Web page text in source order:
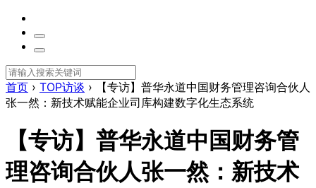
首页 › TOP访谈 ›
【专访】普华永道中国财务管理咨询合伙人
张一然：新技术赋能企业司库构建数字化生态系统
【专访】普华永道中国财务管
理咨询合伙人张一然：新技术